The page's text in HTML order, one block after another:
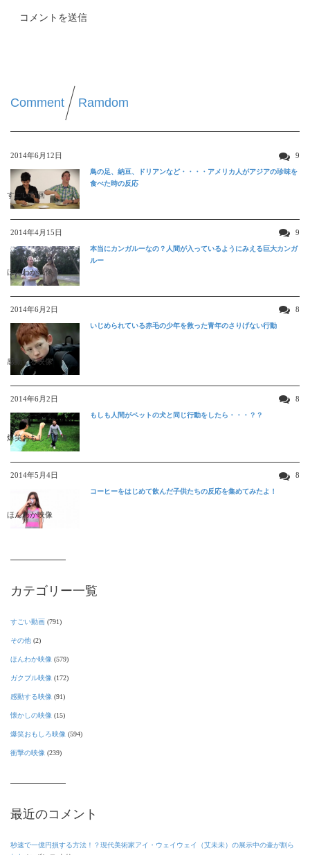
Comment Ramdom
2014年6月12日 9
すごい動画
鳥の足、納豆、ドリアンなど・・・・アメリカ人がアジアの珍味を
食べた時の反応
2014年4月15日 9
ほんわか映像
本当にカンガルーなの？人間が入っているようにみえる巨大カンガ
ルー
2014年6月2日 8
感動する映像
いじめられている赤毛の少年を救った青年のさりげない行動
2014年6月2日 8
爆笑おもしろ映像
もしも人間がペットの犬と同じ行動をしたら・・・？？
2014年5月4日 8
ほんわか映像
コーヒーをはじめて飲んだ子供たちの反応を集めてみたよ！
カテゴリー一覧
すごい動画 (791)
その他 (2)
ほんわか映像 (579)
ガクブル映像 (172)
感動する映像 (91)
懐かしの映像 (15)
爆笑おもしろ映像 (594)
衝撃の映像 (239)
最近のコメント
秒速で一億円損する方法！？現代美術家アイ・ウェイウェイ（艾未未）の展示中の壷が割ら